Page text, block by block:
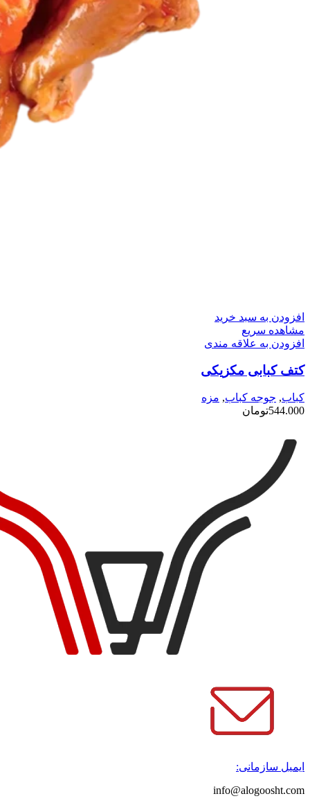
افزودن به سبد خرید
مشاهده سریع
افزودن به علاقه مندی
کتف کبابی مکزیکی
کباب, جوجه کباب, مزه
544.000تومان
ایمیل سازمانی:
info@alogoosht.com